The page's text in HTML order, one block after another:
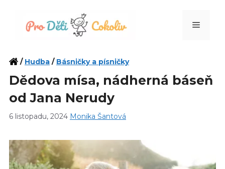
Menu
/ Hudba / Básničky a písničky
Dědova mísa, nádherná báseň
od Jana Nerudy
6 listopadu, 2024 Monika Šantová